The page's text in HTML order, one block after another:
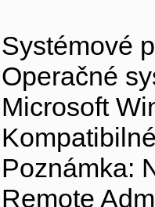
Systémové
Operačné
Microsoft
Poznámka:
Remote